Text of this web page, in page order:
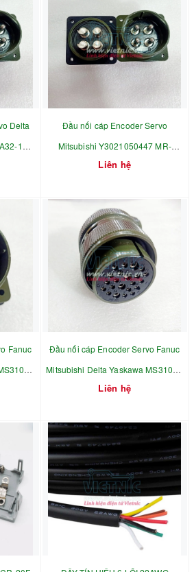
Delta
17P
17 4
Đầu nối cáp Encoder Servo
Mitsubishi Y3021050447 MR-
PWCNS3 32-17 4 chân
Liên hệ
Fanuc
Đầu nối cáp Encoder Servo Fanuc
Mitsubishi Delta Yaskawa MS3108A
28-11S 22 chân
Liên hệ